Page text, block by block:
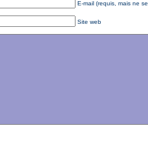
E-mail (requis, mais ne
Site web